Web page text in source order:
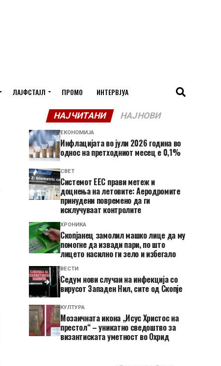
ЛАЈФСТАЈЛ ПРОМО ИНТЕРВЈУА
НАЈЧИТАНИ НАЈНОВИ
ЕКОНОМИЈА
Инфлацијата во јули 2026 година во
однос на претходниот месец е 0,1%
СВЕТ
Системот ЕЕС прави метеж и
доцнења на летовите: Аеродромите
принудени повремено да ги
исклучуваат контролите
ХРОНИКА
Скопјанец замолил машко лице да му
помогне да извади пари, по што
лицето насилно ги зело и избегало
ВЕСТИ
Седум нови случаи на инфекција со
вирусот Западен Нил, сите од Скопје
КУЛТУРА
Мозаичната икона „Исус Христос на
престол“ – уникатно сведоштво за
византиската уметност во Охрид